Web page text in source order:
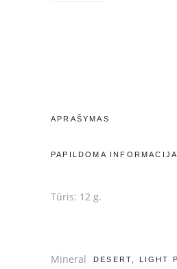
APRAŠYMAS
PAPILDOMA INFORMACIJA
Tūris: 12 g.
Mineral
DESERT, LIGHT